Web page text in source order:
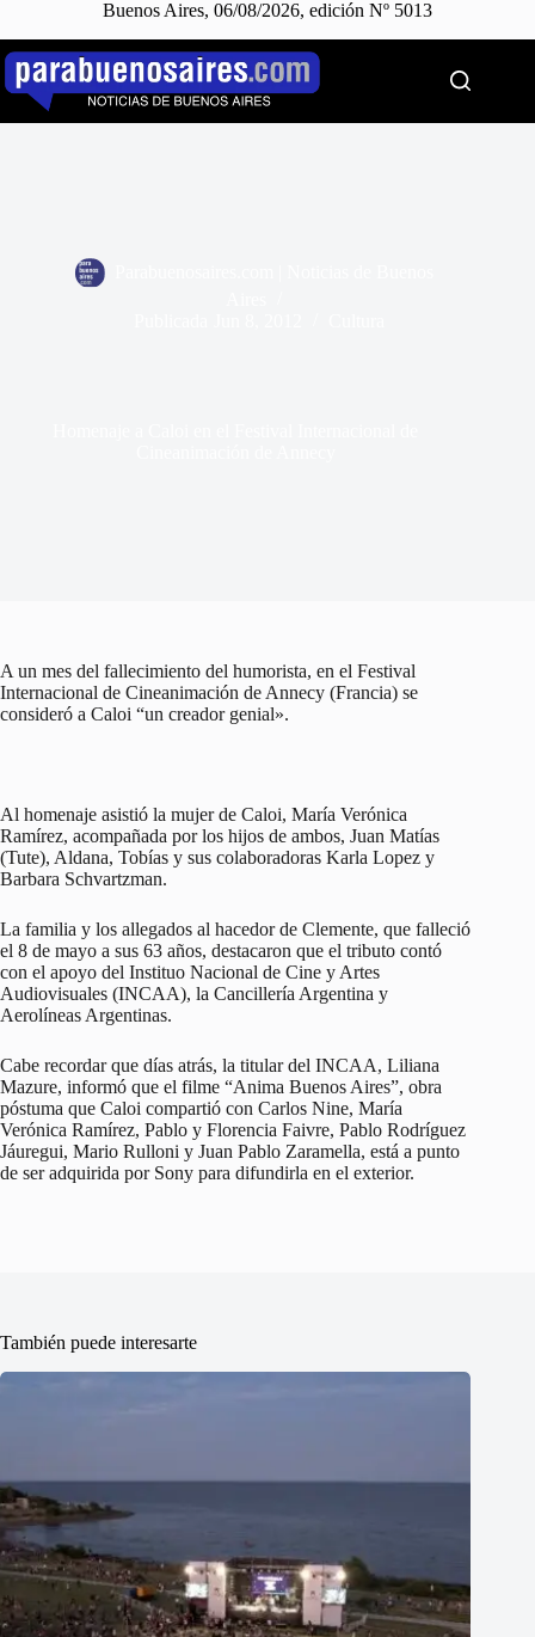
Buenos Aires, 06/08/2026, edición Nº 5013
Saltar
contenido
A un mes del fallecimiento del humorista, en el Festival
Internacional de Cineanimación de Annecy (Francia) se
consideró a Caloi “un creador genial».
Al homenaje asistió la mujer de Caloi, María Verónica
Ramírez, acompañada por los hijos de ambos, Juan Matías
(Tute), Aldana, Tobías y sus colaboradoras Karla Lopez y
Barbara Schvartzman.
La familia y los allegados al hacedor de Clemente, que falleció
el 8 de mayo a sus 63 años, destacaron que el tributo contó
con el apoyo del Instituo Nacional de Cine y Artes
Audiovisuales (INCAA), la Cancillería Argentina y
Aerolíneas Argentinas.
Cabe recordar que días atrás, la titular del INCAA, Liliana
Mazure, informó que el filme “Anima Buenos Aires”, obra
póstuma que Caloi compartió con Carlos Nine, María
Verónica Ramírez, Pablo y Florencia Faivre, Pablo Rodríguez
Jáuregui, Mario Rulloni y Juan Pablo Zaramella, está a punto
de ser adquirida por Sony para difundirla en el exterior.
También puede interesarte